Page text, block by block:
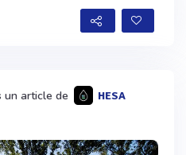
un article de HESA